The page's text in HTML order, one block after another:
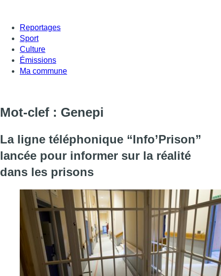
Reportages
Sport
Culture
Émissions
Ma commune
Mot-clef : Genepi
La ligne téléphonique “Info’Prison”
lancée pour informer sur la réalité
dans les prisons